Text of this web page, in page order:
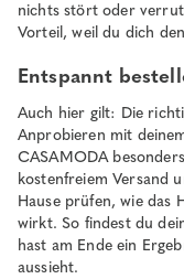
nichts stört oder
Vorteil, weil du dich
Entspannt
Auch hier gilt: Die
Anprobieren mit
CASAMODA
kostenfreiem Versand
Hause prüfen, wie das
wirkt. So findest du
hast am Ende ein
aussieht.